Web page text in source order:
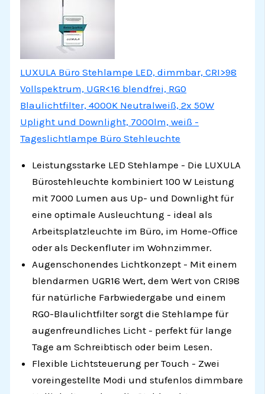
LUXULA Büro Stehlampe LED, dimmbar, CRI>98
Vollspektrum, UGR<16 blendfrei, RG0
Blaulichtfilter, 4000K Neutralweiß, 2x 50W
Uplight und Downlight, 7000lm, weiß -
Tageslichtlampe Büro Stehleuchte
Leistungsstarke LED Stehlampe - Die LUXULA
Bürostehleuchte kombiniert 100 W Leistung
mit 7000 Lumen aus Up- und Downlight für
eine optimale Ausleuchtung - ideal als
Arbeitsplatzleuchte im Büro, im Home-Office
oder als Deckenfluter im Wohnzimmer.
Augenschonendes Lichtkonzept - Mit einem
blendarmen UGR16 Wert, dem Wert von CRI98
für natürliche Farbwiedergabe und einem
RG0-Blaulichtfilter sorgt die Stehlampe für
augenfreundliches Licht - perfekt für lange
Tage am Schreibtisch oder beim Lesen.
Flexible Lichtsteuerung per Touch - Zwei
voreingestellte Modi und stufenlos dimmbare